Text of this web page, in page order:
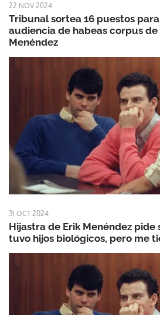
22 NOV 2024
Tribunal sortea 16 puestos
audiencia de habeas corpus de
Menéndez
31 OCT 2024
Hijastra de Erik Menéndez pide
tuvo hijos biológicos, pero me